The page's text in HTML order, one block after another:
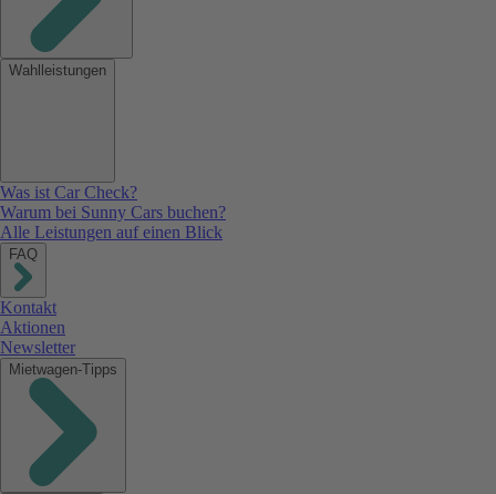
Wahlleistungen
Was ist Car Check?
Warum bei Sunny Cars buchen?
Alle Leistungen auf einen Blick
FAQ
Kontakt
Aktionen
Newsletter
Mietwagen-Tipps